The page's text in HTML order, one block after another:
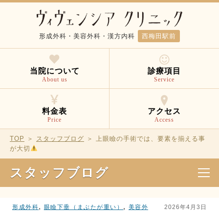
形成外科・美容外科・漢方内科 西梅田駅前
当院について
About us
診療項目
Service
料金表
Price
アクセス
Access
TOP ＞ スタッフブログ ＞ 上眼瞼の手術では、要素を揃える事
が大切
スタッフブログ
形成外科, 眼瞼下垂（まぶたが重い） , 美容外
2026年4月3日